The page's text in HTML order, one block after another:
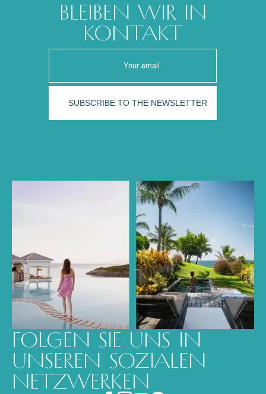
BLEIBEN WIR IN
KONTAKT
FOLGEN SIE UNS IN
UNSEREN SOZIALEN
NETZWERKEN